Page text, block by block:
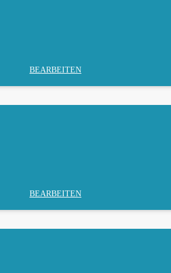
BEARBEITEN
BEARBEITEN